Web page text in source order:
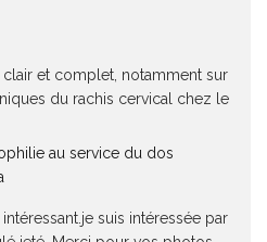
et complet, notamment sur
du rachis cervical chez le
au service du dos
suis intéressée par